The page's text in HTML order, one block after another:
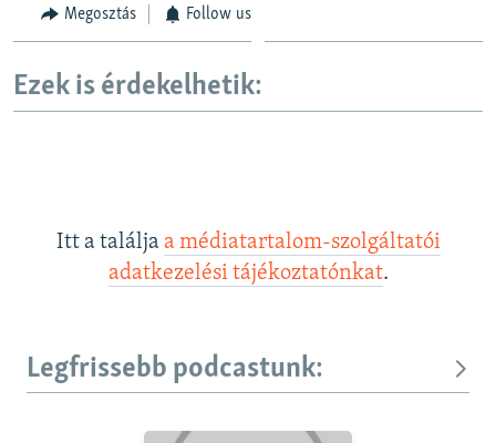
Megosztás Follow us
Ezek is érdekelhetik:
Itt a találja a médiatartalom-szolgáltatói
adatkezelési tájékoztatónkat.
Legfrissebb podcastunk: